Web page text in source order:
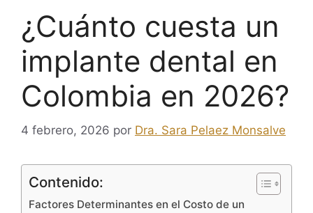
¿Cuánto cuesta un
implante dental en
Colombia en 2026?
4 febrero, 2026 por Dra. Sara Pelaez Monsalve
Contenido:
Factores Determinantes en el Costo de un